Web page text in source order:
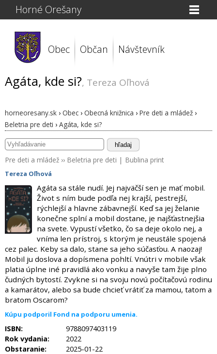
Horné Orešany
Obec Občan Návštevník
Agáta, kde si?, Tereza Oľhová
horneoresany.sk › Obec › Obecná knižnica › Pre deti a mládež ›
Beletria pre deti › Agáta, kde si?
hľadaj
Pre deti a mládež ›› Beletria pre deti | Bublina print
Tereza Oľhová
Agáta sa stále nudí. Jej najväčší sen je mať mobil.
Život s ním bude podľa nej krajší, pestrejší,
rýchlejší a hlavne zábavnejší. Keď sa jej želanie
konečne splní a mobil dostane, je najšťastnejšia
na svete. Vypustí všetko, čo sa deje okolo nej, a
vníma len prístroj, s ktorým je neustále spojená
cez palec. Keby sa dalo, stane sa jeho súčasťou. A naozaj!
Mobil ju doslova a dopísmena pohltí. Vnútri v mobile však
platia úplne iné pravidlá ako vonku a navyše tam žije plno
čudných bytostí. Zvykne si na svoju novú počítačovú rodinu
a kamarátov, alebo sa bude chcieť vrátiť za mamou, tatom a
bratom Oscarom?
Kúpu podporil Fond na podporu umenia.
ISBN:
9788097403119
Rok vydania:
2022
Obstaranie:
2025-01-22